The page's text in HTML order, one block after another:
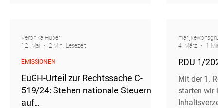
Flächeninanspruchnahme eines
Logistikzentrums (in ha) mit der
Produktionskapazität einer Papierfabrik
drohender
warum sie
warum ein
EuGH-Urteil zur Rechtssache C-
519/24: Stehen nationale Steuern
auf
EMISSIONEN
Veronika Huber
12. Mai
2 Min. Lesezeit
RDU 1/
Mit der 1.
starten wir
4. März
1